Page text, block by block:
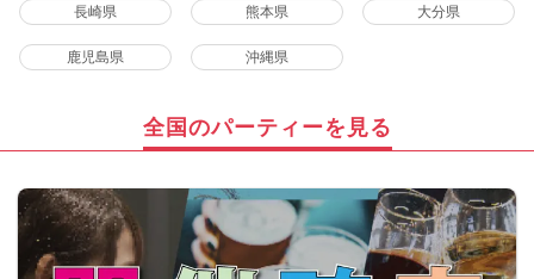
長崎県 熊本県 大分県
鹿児島県 沖縄県
全国のパーティーを見る